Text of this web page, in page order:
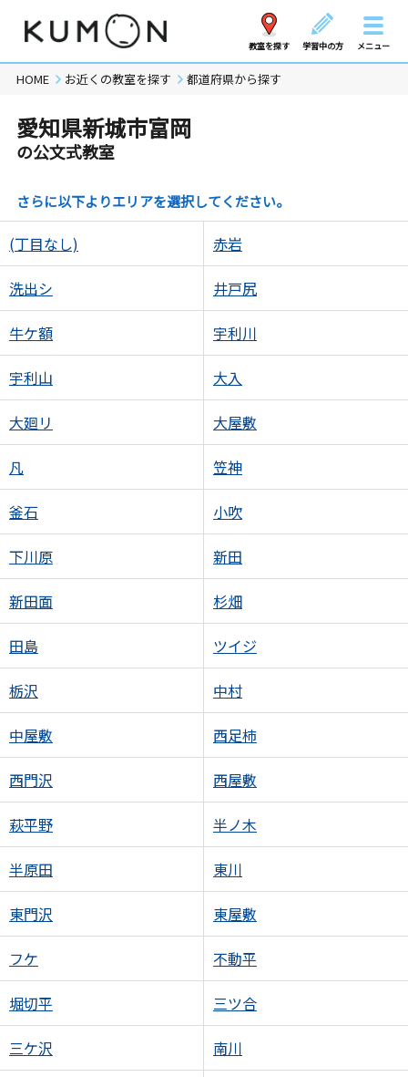
教室を探す 学習中の方 メニュー
HOME お近くの教室を探す 都道府県から探す
愛知県新城市富岡
の公文式教室
さらに以下よりエリアを選択してください。
(丁目なし) 赤岩
洗出シ 井戸尻
牛ケ額 宇利川
宇利山 大入
大廻リ 大屋敷
凡 笠神
釜石 小吹
下川原 新田
新田面 杉畑
田島 ツイジ
栃沢 中村
中屋敷 西足柿
西門沢 西屋敷
萩平野 半ノ木
半原田 東川
東門沢 東屋敷
フケ 不動平
堀切平 三ツ合
三ケ沢 南川